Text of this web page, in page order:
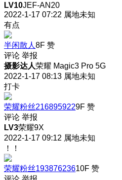
LV10JEF-AN20
2022-1-17 07:22 属地未知
有点
半闲散人 8F 赞
评论 举报
摄影达人荣耀 Magic3 Pro 5G
2022-1-17 08:13 属地未知
打卡
荣耀粉丝2168959229F 赞
评论 举报
LV3荣耀9X
2022-1-17 09:12 属地未知
！！
荣耀粉丝19387623610F 赞